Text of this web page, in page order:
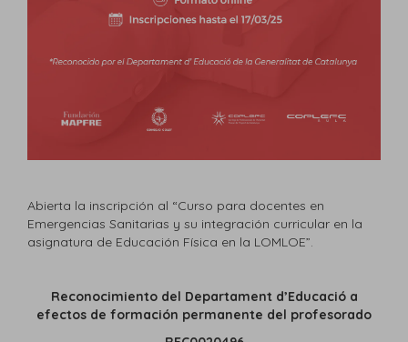
Abierta la inscripción al “Curso para docentes en
Emergencias Sanitarias y su integración curricular en la
asignatura de Educación Física en la LOMLOE”.
Reconocimiento del Departament d’Educació a
efectos de formación permanente del profesorado